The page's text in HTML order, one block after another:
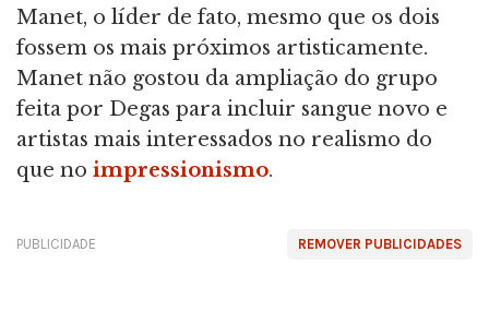
Manet, o líder de fato, mesmo que os dois
fossem os mais próximos artisticamente.
Manet não gostou da ampliação do grupo
feita por Degas para incluir sangue novo e
artistas mais interessados no realismo do
que no impressionismo.
REMOVER PUBLICIDADES
PUBLICIDADE